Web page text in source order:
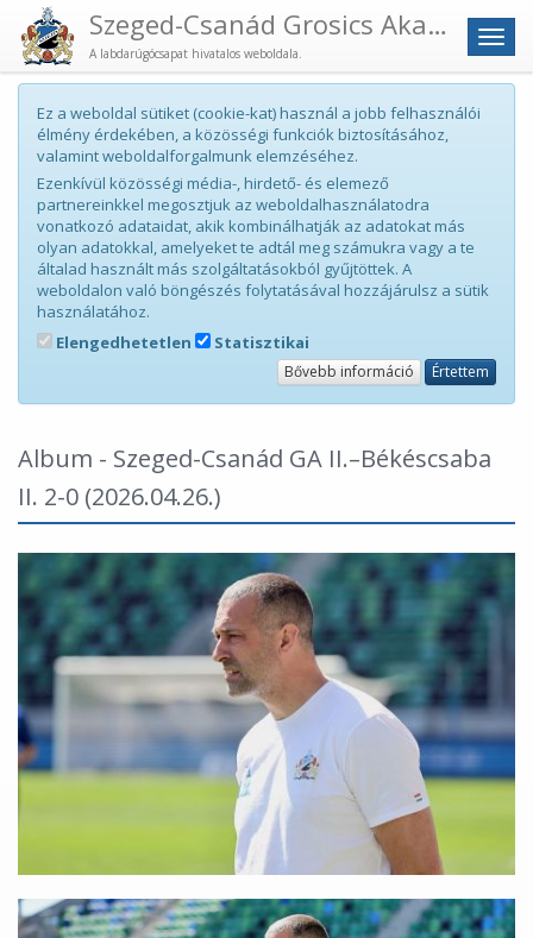
Menü
Szeged-Csanád Grosics Akadémia
A labdarúgócsapat hivatalos weboldala.
Ez a weboldal sütiket (cookie-kat) használ a jobb felhasználói
élmény érdekében, a közösségi funkciók biztosításához,
valamint weboldalforgalmunk elemzéséhez.
Ezenkívül közösségi média-, hirdető- és elemező
partnereinkkel megosztjuk az weboldalhasználatodra
vonatkozó adataidat, akik kombinálhatják az adatokat más
olyan adatokkal, amelyeket te adtál meg számukra vagy a te
általad használt más szolgáltatásokból gyűjtöttek. A
weboldalon való böngészés folytatásával hozzájárulsz a sütik
használatához.
Elengedhetetlen
Statisztikai
Bővebb információ Értettem
Album - Szeged-Csanád GA II.–Békéscsaba
II. 2-0 (2026.04.26.)